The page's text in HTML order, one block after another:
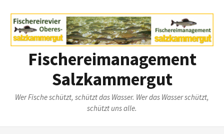
zum
Inhalt
Fischereimanagement
Salzkammergut
Wer Fische schützt, schützt das Wasser. Wer das Wasser schützt,
schützt uns alle.